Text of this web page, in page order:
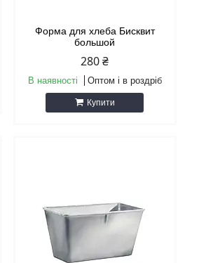
Форма для хлеба Бисквит
большой
280 ₴
В наявності Оптом і в роздріб
Купити